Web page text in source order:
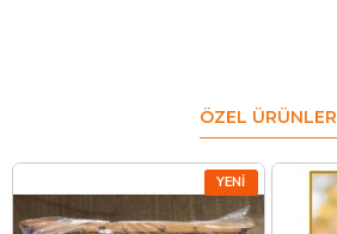
ÖZEL ÜRÜNLER
YENI